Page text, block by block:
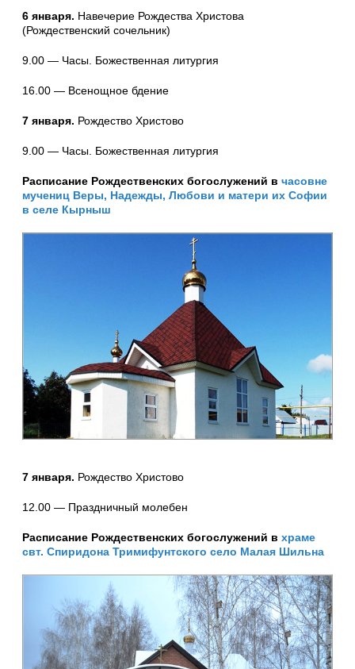
6 января. Навечерие Рождества Христова
(Рождественский сочельник)
9.00 — Часы. Божественная литургия
16.00 — Всенощное бдение
7 января. Рождество Христово
9.00 — Часы. Божественная литургия
Расписание Рождественских богослужений в часовне
мучениц Веры, Надежды, Любови и матери их Софии
в селе Кырныш
7 января. Рождество Христово
12.00 — Праздничный молебен
Расписание Рождественских богослужений в храме
свт. Спиридона Тримифунтского село Малая Шильна